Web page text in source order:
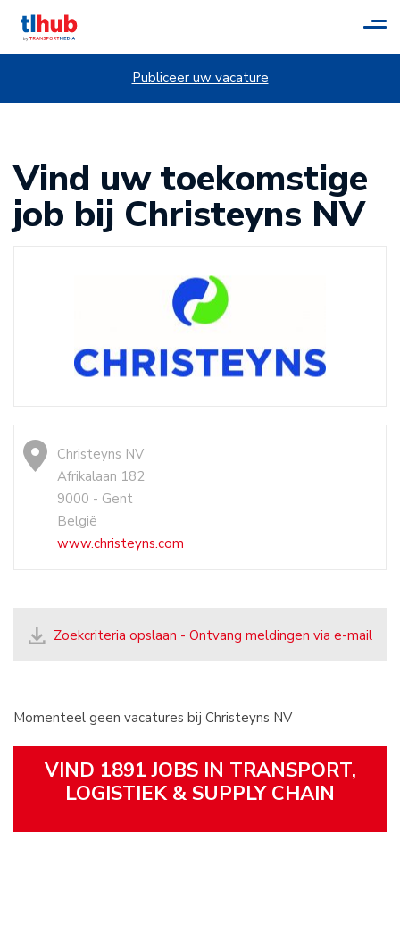
Publiceer uw vacature
Vind uw toekomstige
job bij Christeyns NV
Christeyns NV
Afrikalaan 182
9000 - Gent
België
www.christeyns.com
Zoekcriteria opslaan - Ontvang meldingen via e-mail
Momenteel geen vacatures bij Christeyns NV
VIND 1891 JOBS IN TRANSPORT,
LOGISTIEK & SUPPLY CHAIN